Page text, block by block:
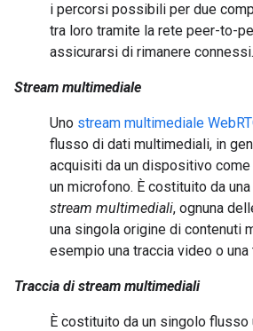
i percorsi possibili per due
tra loro tramite la rete peer-to-
assicurarsi di rimanere connessi.
Stream multimediale
Uno stream multimediale
flusso di dati multimediali, in
acquisiti da un dispositivo come
un microfono. È costituito da
stream multimediali, ognuna
una singola origine di contenuti
esempio una traccia video o una
Traccia di stream multimediali
È costituito da un singolo